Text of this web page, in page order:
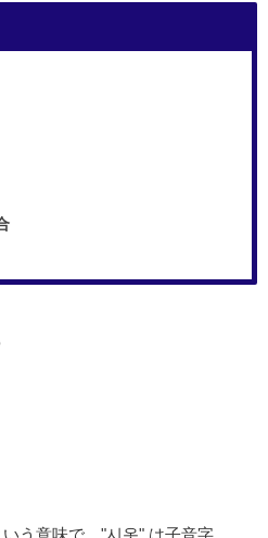
う意味で、"시옷" は子音字